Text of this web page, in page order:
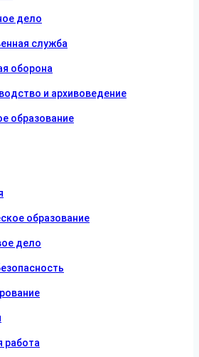
дело
служба
оборона
и архивоведение
образование
образование
дело
работа